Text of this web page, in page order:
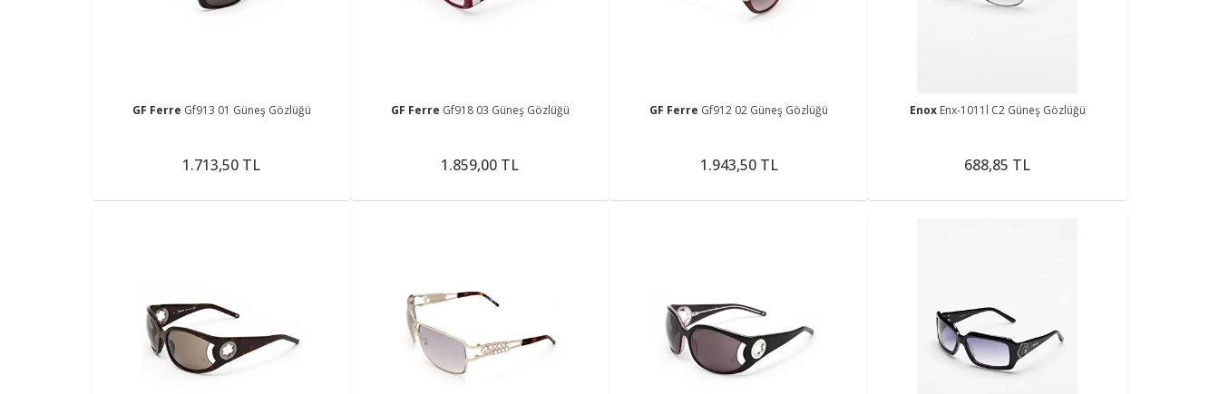
GF Ferre Gf913 01 Güneş Gözlüğü
1.713,50 TL
GF Ferre Gf918 03 Güneş Gözlüğü
1.859,00 TL
GF Ferre Gf912 02 Güneş Gözlüğü
1.943,50 TL
Enox Enx-1011l C2 Güneş Gözlüğü
688,85 TL